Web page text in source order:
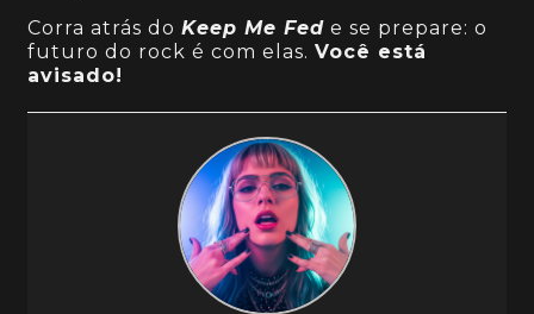
Corra atrás doKeep Me Fed e se prepare: o
futuro do rock é com elas.Você está
avisado!